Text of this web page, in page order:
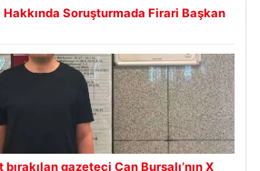
Soruşturmada Firari Başkan
gazeteci Can Bursalı’nın X